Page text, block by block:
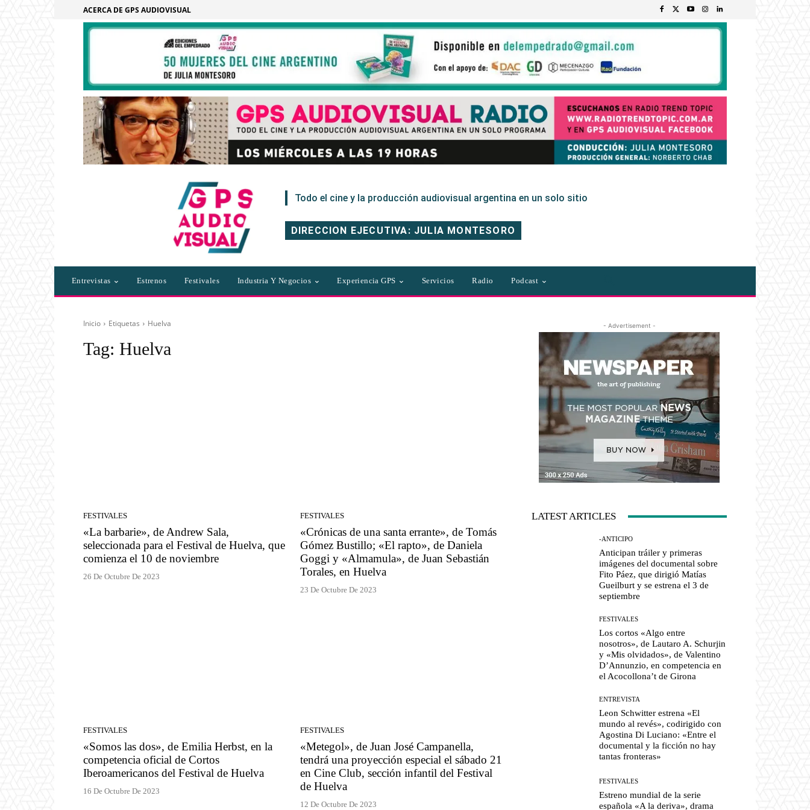
ACERCA DE GPS AUDIOVISUAL
Todo el cine y la producción audiovisual argentina en un solo sitio
DIRECCION EJECUTIVA: JULIA MONTESORO
Entrevistas Estrenos Festivales Industria Y Negocios Experiencia GPS Servicios Radio Podcast
Inicio Etiquetas Huelva
Tag: Huelva
FESTIVALES
«La barbarie», de Andrew Sala,
seleccionada para el Festival de Huelva, que
comienza el 10 de noviembre
26 De Octubre De 2023
FESTIVALES
«Crónicas de una santa errante», de Tomás
Gómez Bustillo; «El rapto», de Daniela
Goggi y «Almamula», de Juan Sebastián
Torales, en Huelva
23 De Octubre De 2023
FESTIVALES
«Somos las dos», de Emilia Herbst, en la
competencia oficial de Cortos
Iberoamericanos del Festival de Huelva
16 De Octubre De 2023
FESTIVALES
«Metegol», de Juan José Campanella,
tendrá una proyección especial el sábado 21
en Cine Club, sección infantil del Festival
de Huelva
12 De Octubre De 2023
- Advertisement -
LATEST ARTICLES
-ANTICIPO
Anticipan tráiler y primeras
imágenes del documental sobre
Fito Páez, que dirigió Matías
Gueilburt y se estrena el 3 de
septiembre
FESTIVALES
Los cortos «Algo entre
nosotros», de Lautaro A. Schurjin
y «Mis olvidados», de Valentino
D’Annunzio, en competencia en
el Acocollona’t de Girona
ENTREVISTA
Leon Schwitter estrena «El
mundo al revés», codirigido con
Agostina Di Luciano: «Entre el
documental y la ficción no hay
tantas fronteras»
FESTIVALES
Estreno mundial de la serie
española «A la deriva», drama